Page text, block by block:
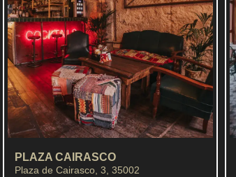
PLAZA CAIRASCO
Plaza de Cairasco, 3, 35002